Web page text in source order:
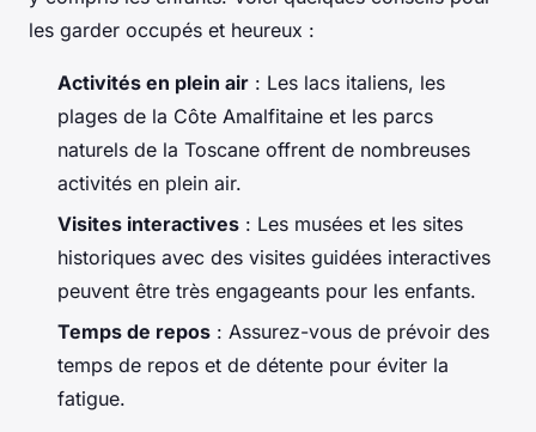
les garder occupés et heureux :
Activités en plein air : Les lacs italiens, les
plages de la Côte Amalfitaine et les parcs
naturels de la Toscane offrent de nombreuses
activités en plein air.
Visites interactives : Les musées et les sites
historiques avec des visites guidées interactives
peuvent être très engageants pour les enfants.
Temps de repos : Assurez-vous de prévoir des
temps de repos et de détente pour éviter la
fatigue.